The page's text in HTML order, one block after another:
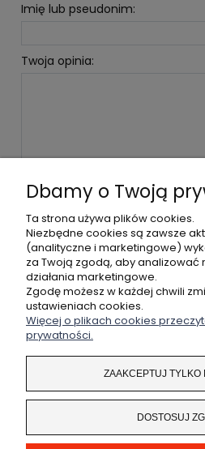
Imię lub pseudonim:
Twoja opinia:
POMOC
MOJE
PŁATNOŚCI I
Dbamy o Twoją
Ta strona używa plików cookies.
Niezbędne cookies są zawsze
(analityczne i marketingowe)
za Twoją zgodą, aby analizować
działania marketingowe.
Zgodę możesz w każdej chwili
ustawieniach cookies.
Więcej o plikach cookies
prywatności.
ZAAKCEPTUJ TYLKO
DOSTOSUJ